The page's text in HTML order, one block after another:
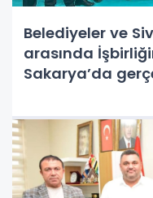
Belediyeler ve
arasında
Sakarya’da